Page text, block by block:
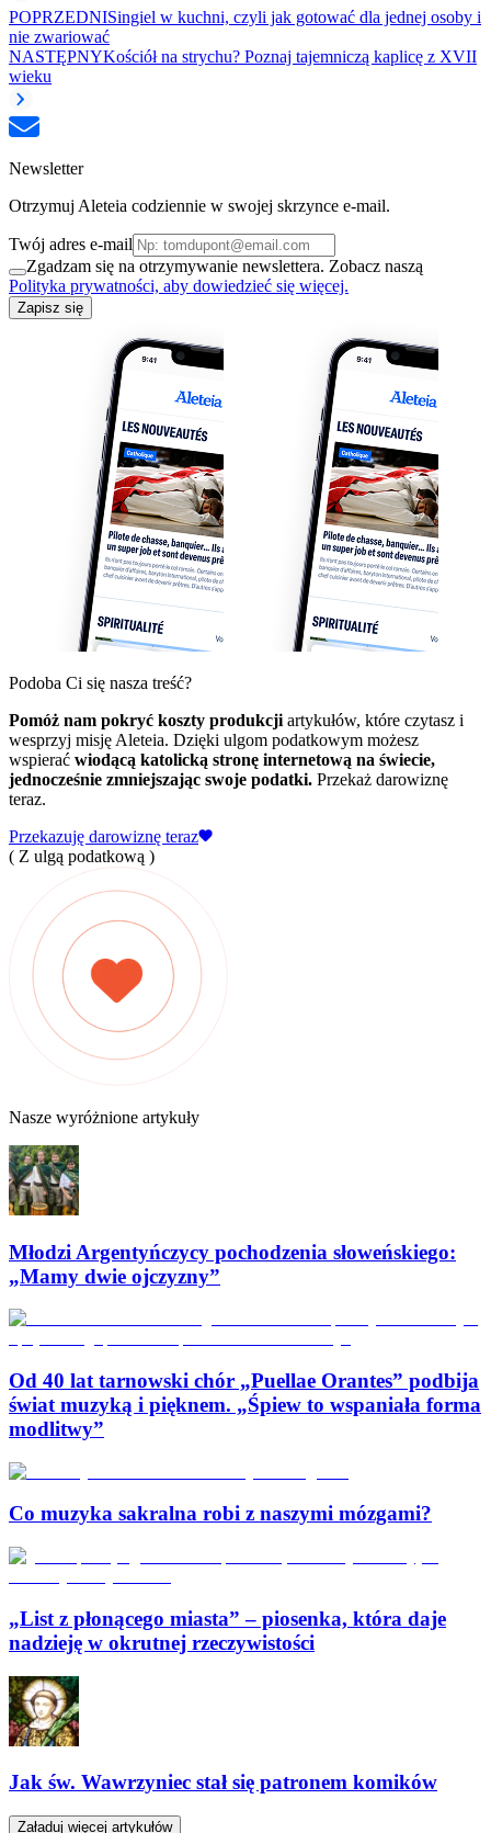
POPRZEDNISingiel w kuchni, czyli jak gotować dla jednej osoby i
nie zwariować
NASTĘPNYKościół na strychu? Poznaj tajemniczą kaplicę z XVII
wieku
Newsletter
Otrzymuj Aleteia codziennie w swojej skrzynce e-mail.
Twój adres e-mail
Zgadzam się na otrzymywanie newslettera. Zobacz naszą
Polityka prywatności, aby dowiedzieć się więcej.
Zapisz się
Podoba Ci się nasza treść?
Pomóż nam pokryć koszty produkcji artykułów, które czytasz i
wesprzyj misję Aleteia. Dzięki ulgom podatkowym możesz
wspierać wiodącą katolicką stronę internetową na świecie,
jednocześnie zmniejszając swoje podatki. Przekaż darowiznę
teraz.
Przekazuję darowiznę teraz
( Z ulgą podatkową )
Nasze wyróżnione artykuły
Młodzi Argentyńczycy pochodzenia słoweńskiego:
„Mamy dwie ojczyzny”
Od 40 lat tarnowski chór „Puellae Orantes” podbija
świat muzyką i pięknem. „Śpiew to wspaniała forma
modlitwy”
Co muzyka sakralna robi z naszymi mózgami?
„List z płonącego miasta” – piosenka, która daje
nadzieję w okrutnej rzeczywistości
Jak św. Wawrzyniec stał się patronem komików
Załaduj więcej artykułów